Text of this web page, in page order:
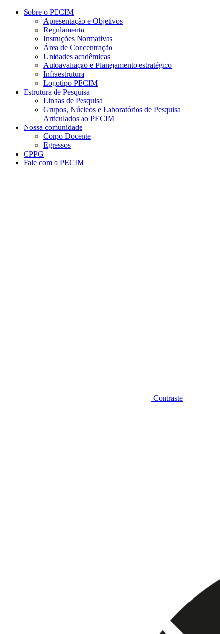
Conteúdo principal Menu principal
Sobre o PECIM
Apresentação e Objetivos
Regulamento
Instruções Normativas
Área de Concentração
Unidades acadêmicas
Autoavaliação e Planejamento estratégico
Infraestrutura
Logotipo PECIM
Estrutura de Pesquisa
Linhas de Pesquisa
Grupos, Núcleos e Laboratórios de Pesquisa
Articulados ao PECIM
Nossa comunidade
Corpo Docente
Egressos
CPPG
Fale com o PECIM
Contraste